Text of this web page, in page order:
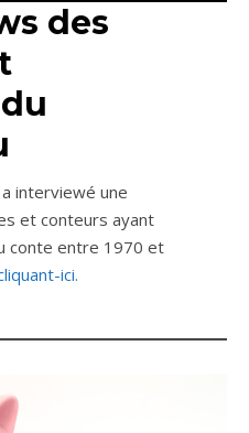
des
interviewé une
et conteurs ayant
conte entre 1970 et
ici.